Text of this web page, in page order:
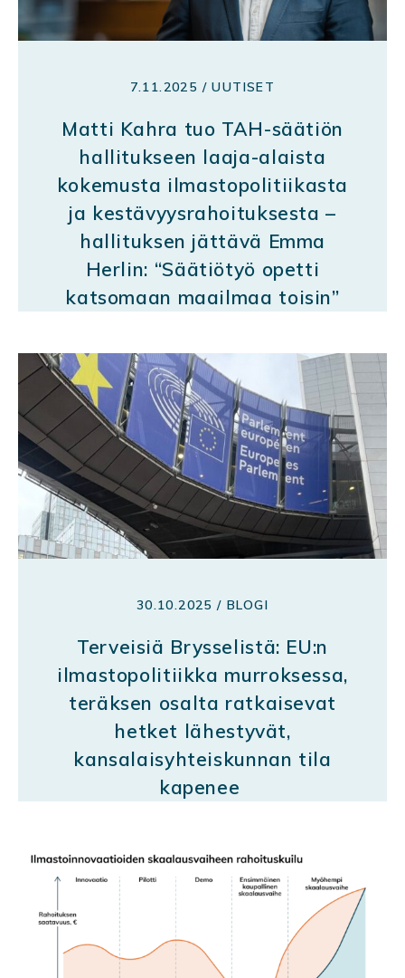
7.11.2025 / UUTISET
Matti Kahra tuo TAH-säätiön
hallitukseen laaja-alaista
kokemusta ilmastopolitiikasta
ja kestävyysrahoituksesta –
hallituksen jättävä Emma
Herlin: “Säätiötyö opetti
katsomaan maailmaa toisin”
30.10.2025 / BLOGI
Terveisiä Brysselistä: EU:n
ilmastopolitiikka murroksessa,
teräksen osalta ratkaisevat
hetket lähestyvät,
kansalaisyhteiskunnan tila
kapenee